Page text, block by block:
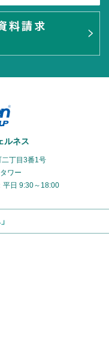
ルネス
丁目3番1号
ワー
平日 9:30～18:00